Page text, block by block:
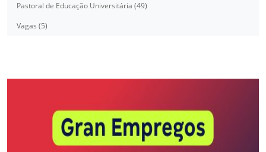
Pastoral de Educação Universitária (49)
Vagas (5)